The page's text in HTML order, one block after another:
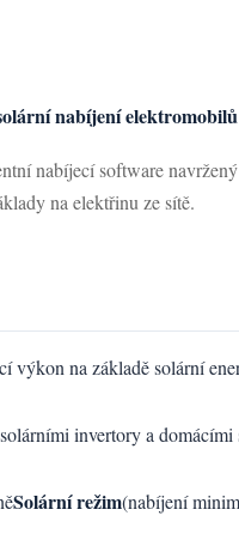
nabíjení elektromobilů
nabíjecí software
na elektřinu ze sítě.
výkon na základě solární
invertory a
Solární režim(nabíjení